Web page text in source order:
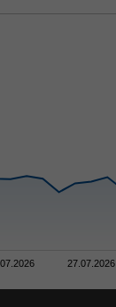
27.07.2026
dei nostri